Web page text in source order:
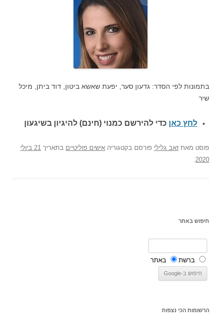
בתמונות לפי הסדר: גדעון סער, יפעת שאשא ביטון, דוד ביתן, מיכל
שיר
לחץ כאן כדי להירשם כמנוי (חינם) להיגיון בשיגעון
פוסט מאת זאב גלילי פורסם בקטגוריה אישים פוליטיים בתאריך
21 ביולי
2020
חיפוש באתר
ברשת באתר
הרשומות הכי נצפות